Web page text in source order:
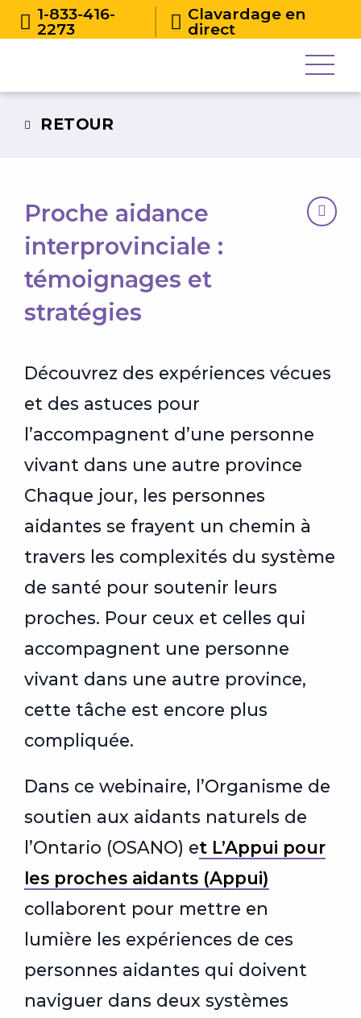
1-833-416-
2273
Clavardage en
direct
RETOUR
Proche aidance
interprovinciale :
témoignages et
stratégies
Découvrez des expériences vécues
et des astuces pour
l’accompagnent d’une personne
vivant dans une autre province
Chaque jour, les personnes
aidantes se frayent un chemin à
travers les complexités du système
de santé pour soutenir leurs
proches. Pour ceux et celles qui
accompagnent une personne
vivant dans une autre province,
cette tâche est encore plus
compliquée.
Dans ce webinaire, l’Organisme de
soutien aux aidants naturels de
l’Ontario (OSANO) et L’Appui pour
les proches aidants (Appui)
collaborent pour mettre en
lumière les expériences de ces
personnes aidantes qui doivent
naviguer dans deux systèmes